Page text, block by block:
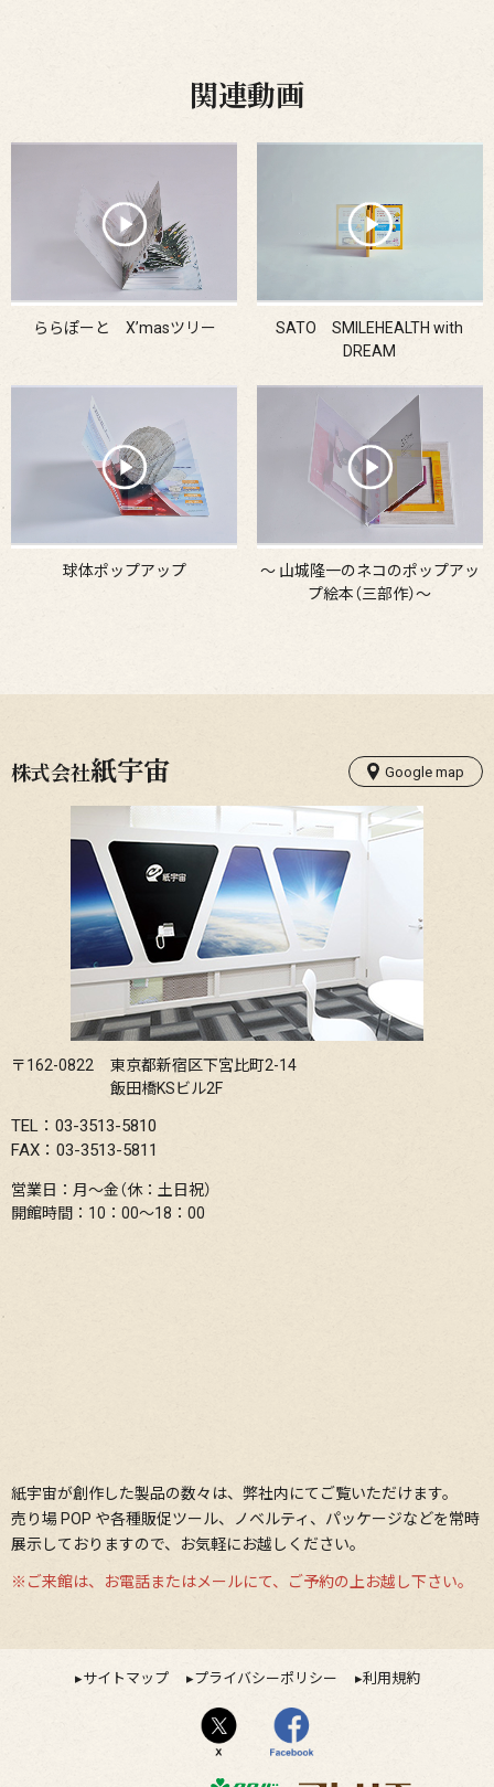
関連動画
ららぽーと X’masツリー
SATO SMILEHEALTH with
DREAM
球体ポップアップ
～ 山城隆一のネコのポップアッ
プ絵本（三部作）～
株式会社紙宇宙 Google map
〒162-0822
東京都新宿区下宮比町2-14
飯田橋KSビル2F
TEL：03-3513-5810
FAX：03-3513-5811
営業日：月〜金（休：土日祝）
開館時間：10：00〜18：00
紙宇宙が創作した製品の数々は、弊社内にてご覧いただけます。
売り場 POP や各種販促ツール、ノベルティ、パッケージなどを常時
展⽰しておりますので、お気軽にお越しください。
※ご来館は、お電話またはメールにて、ご予約の上お越し下さい。
▸サイトマップ ▸プライバシーポリシー ▸利用規約